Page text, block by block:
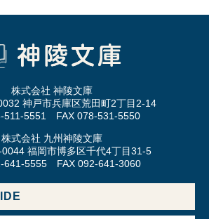
株式会社 神陵文庫
神戸市兵庫区荒田町2丁目2-14
511-5551 FAX 078-531-5550
株式会社 九州神陵文庫
福岡市博多区千代4丁目31-5
641-5555 FAX 092-641-3060